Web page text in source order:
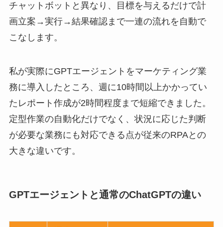
チャットボットと異なり、目標を与えるだけで計
画立案→実行→結果確認まで一連の流れを自動で
こなします。
私が実際にGPTエージェントをマーケティング業
務に導入したところ、週に10時間以上かかってい
たレポート作成が2時間程度まで短縮できました。
定型作業の自動化だけでなく、状況に応じた判断
が必要な業務にも対応できる点が従来のRPAとの
大きな違いです。
GPTエージェントと通常のChatGPTの違い